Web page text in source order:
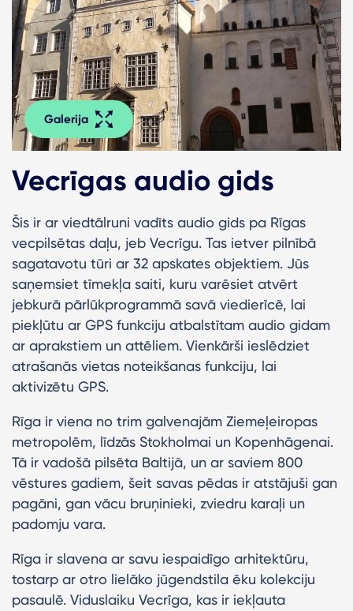
Galerija
Vecrīgas audio gids
Šis ir ar viedtālruni vadīts audio gids pa Rīgas
vecpilsētas daļu, jeb Vecrīgu. Tas ietver pilnībā
sagatavotu tūri ar 32 apskates objektiem. Jūs
saņemsiet tīmekļa saiti, kuru varēsiet atvērt
jebkurā pārlūkprogrammā savā viedierīcē, lai
piekļūtu ar GPS funkciju atbalstītam audio gidam
ar aprakstiem un attēliem. Vienkārši ieslēdziet
atrašanās vietas noteikšanas funkciju, lai
aktivizētu GPS.
Rīga ir viena no trim galvenajām Ziemeļeiropas
metropolēm, līdzās Stokholmai un Kopenhāgenai.
Tā ir vadošā pilsēta Baltijā, un ar saviem 800
vēstures gadiem, šeit savas pēdas ir atstājuši gan
pagāni, gan vācu bruņinieki, zviedru karaļi un
padomju vara.
Rīga ir slavena ar savu iespaidīgo arhitektūru,
tostarp ar otro lielāko jūgendstila ēku kolekciju
pasaulē. Viduslaiku Vecrīga, kas ir iekļauta